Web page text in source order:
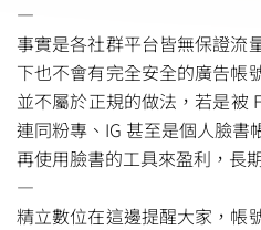
—
事實是各社群平台皆無保證流
下也不會有完全安全的廣告帳
並不屬於正規的做法，若是被
連同粉專、IG 甚至是個人臉
再使用臉書的工具來盈利，長
—
精立數位在這邊提醒大家，帳